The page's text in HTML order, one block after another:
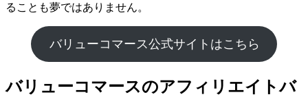
ることも夢ではありません。
バリューコマース公式サイトはこちら
バリューコマースのアフィリエイトバ